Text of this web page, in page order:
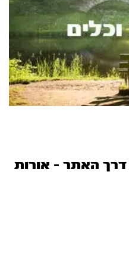
דרך האתר – אורות